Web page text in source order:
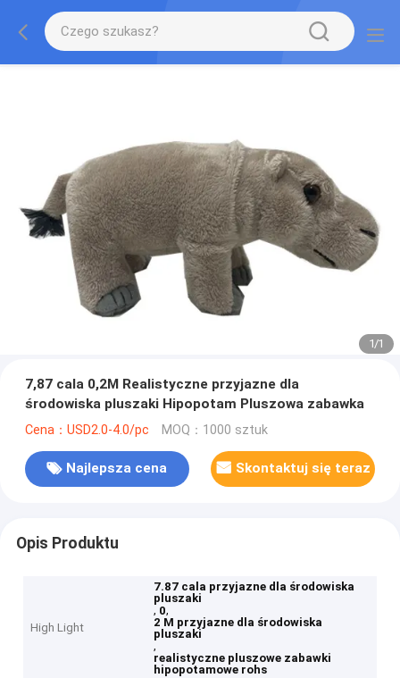
1/1
7,87 cala 0,2M Realistyczne przyjazne dla
środowiska pluszaki Hipopotam Pluszowa zabawka
Cena：USD2.0-4.0/pc MOQ：1000 sztuk
Najlepsza cena Skontaktuj się teraz
Opis Produktu
High Light
7.87 cala przyjazne dla środowiska
pluszaki
, 0,
2 M przyjazne dla środowiska
pluszaki
,
realistyczne pluszowe zabawki
hipopotamowe rohs